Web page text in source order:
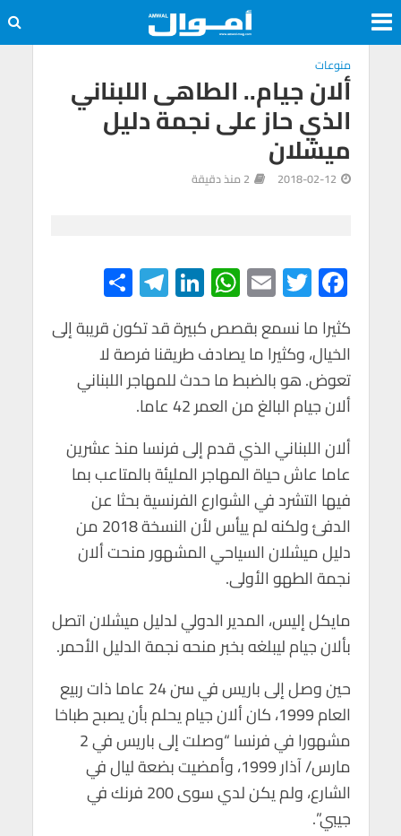
منوعات
ألان جيام.. الطاهى اللبناني
الذي حاز على نجمة دليل
ميشلان
2018-02-12 2 منذ دقيقة
F
ac
e
b
o
o
k
T
wi
tt
er
E
m
ail
W
h
at
s
A
p
p
Li
n
ke
dI
n
Te
le
gr
a
m
h
ar
e
كثيرا ما نسمع بقصص كبيرة قد تكون قريبة إلى
الخيال، وكثيرا ما يصادف طريقنا فرصة لا
تعوض. هو بالضبط ما حدث للمهاجر اللبناني
ألان جيام البالغ من العمر 42 عاما.
ألان اللبناني الذي قدم إلى فرنسا منذ عشرين
عاما عاش حياة المهاجر المليئة بالمتاعب بما
فيها التشرد في الشوارع الفرنسية بحثا عن
الدفئ ولكنه لم ييأس لأن النسخة 2018 من
دليل ميشلان السياحي المشهور منحت ألان
نجمة الطهو الأولى.
مايكل إليس، المدير الدولي لدليل ميشلان اتصل
بألان جيام ليبلغه بخبر منحه نجمة الدليل الأحمر.
حين وصل إلى باريس في سن 24 عاما ذات ربيع
العام 1999، كان ألان جيام يحلم بأن يصبح طباخا
مشهورا في فرنسا “وصلت إلى باريس في 2
مارس/ آذار 1999، وأمضيت بضعة ليال في
الشارع، ولم يكن لدي سوى 200 فرنك في
جيبي”.